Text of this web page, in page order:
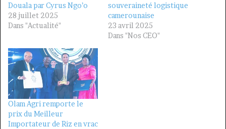
Douala par Cyrus Ngo’o
28 juillet 2025
Dans "Actualité"
souveraineté logistique
camerounaise
23 avril 2025
Dans "Nos CEO"
Olam Agri remporte le
prix du Meilleur
Importateur de Riz en vrac